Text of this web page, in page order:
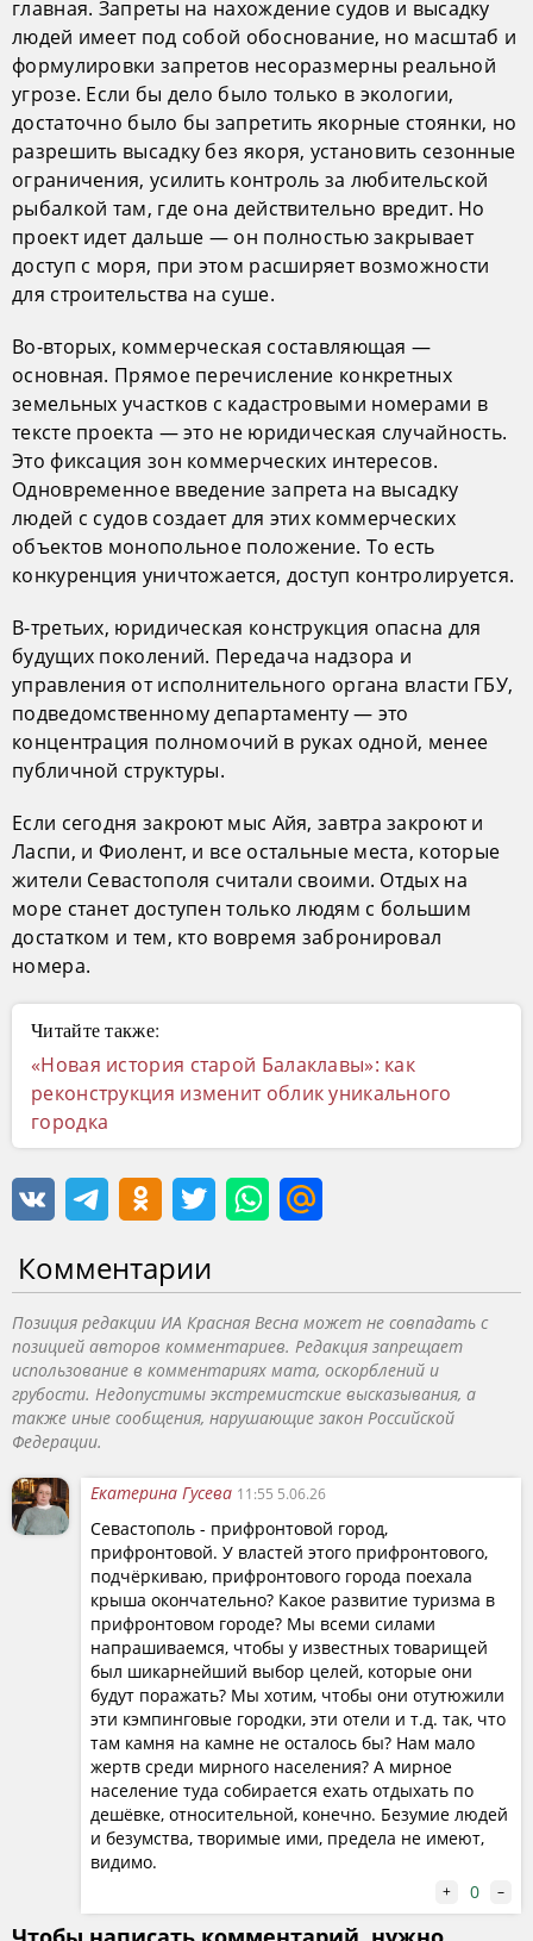
главная. Запреты на нахождение судов и высадку
людей имеет под собой обоснование, но масштаб и
формулировки запретов несоразмерны реальной
угрозе. Если бы дело было только в экологии,
достаточно было бы запретить якорные стоянки, но
разрешить высадку без якоря, установить сезонные
ограничения, усилить контроль за любительской
рыбалкой там, где она действительно вредит. Но
проект идет дальше — он полностью закрывает
доступ с моря, при этом расширяет возможности
для строительства на суше.
Во-вторых, коммерческая составляющая —
основная. Прямое перечисление конкретных
земельных участков с кадастровыми номерами в
тексте проекта — это не юридическая случайность.
Это фиксация зон коммерческих интересов.
Одновременное введение запрета на высадку
людей с судов создает для этих коммерческих
объектов монопольное положение. То есть
конкуренция уничтожается, доступ контролируется.
В-третьих, юридическая конструкция опасна для
будущих поколений. Передача надзора и
управления от исполнительного органа власти ГБУ,
подведомственному департаменту — это
концентрация полномочий в руках одной, менее
публичной структуры.
Если сегодня закроют мыс Айя, завтра закроют и
Ласпи, и Фиолент, и все остальные места, которые
жители Севастополя считали своими. Отдых на
море станет доступен только людям с большим
достатком и тем, кто вовремя забронировал
номера.
Читайте также:
«Новая история старой Балаклавы»: как
реконструкция изменит облик уникального
городка
Комментарии
Позиция редакции ИА Красная Весна может не совпадать с
позицией авторов комментариев. Редакция запрещает
использование в комментариях мата, оскорблений и
грубости. Недопустимы экстремистские высказывания, а
также иные сообщения, нарушающие закон Российской
Федерации.
Екатерина Гусева 11:55 5.06.26
Севастополь - прифронтовой город,
прифронтовой. У властей этого прифронтового,
подчёркиваю, прифронтового города поехала
крыша окончательно? Какое развитие туризма в
прифронтовом городе? Мы всеми силами
напрашиваемся, чтобы у известных товарищей
был шикарнейший выбор целей, которые они
будут поражать? Мы хотим, чтобы они отутюжили
эти кэмпинговые городки, эти отели и т.д. так, что
там камня на камне не осталось бы? Нам мало
жертв среди мирного населения? А мирное
население туда собирается ехать отдыхать по
дешёвке, относительной, конечно. Безумие людей
и безумства, творимые ими, предела не имеют,
видимо.
+ 0 –